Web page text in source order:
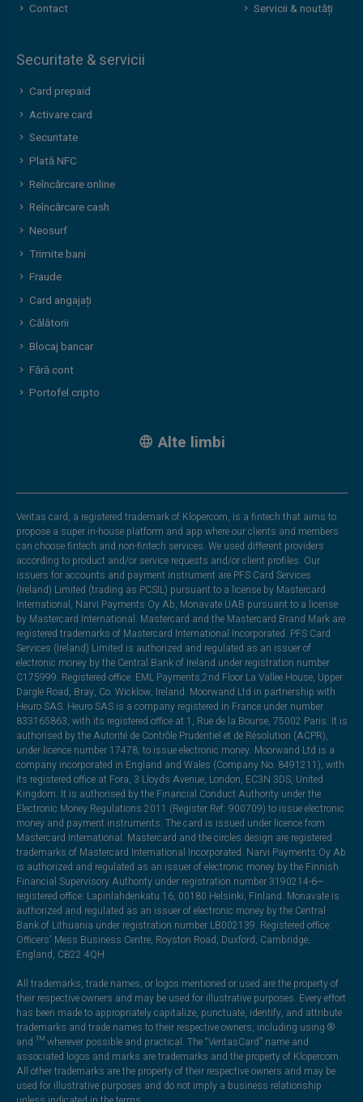
Contact
Servicii & noutăți
Securitate & servicii
Card prepaid
Activare card
Securitate
Plată NFC
Reîncărcare online
Reîncărcare cash
Neosurf
Trimite bani
Fraude
Card angajați
Călătorii
Blocaj bancar
Fără cont
Portofel cripto
Alte limbi
Veritas card, a registered trademark of Klopercom, is a fintech that aims to
propose a super in-house platform and app where our clients and members
can choose fintech and non-fintech services. We used different providers
according to product and/or service requests and/or client profiles. Our
issuers for accounts and payment instrument are PFS Card Services
(Ireland) Limited (trading as PCSIL) pursuant to a license by Mastercard
International, Narvi Payments Oy Ab, Monavate UAB pursuant to a license
by Mastercard International. Mastercard and the Mastercard Brand Mark are
registered trademarks of Mastercard International Incorporated. PFS Card
Services (Ireland) Limited is authorized and regulated as an issuer of
electronic money by the Central Bank of Ireland under registration number
C175999. Registered office: EML Payments,2nd Floor La Vallee House, Upper
Dargle Road, Bray, Co. Wicklow, Ireland. Moorwand Ltd in partnership with
Heuro SAS. Heuro SAS is a company registered in France under number
833165863, with its registered office at 1, Rue de la Bourse, 75002 Paris. It is
authorised by the Autorité de Contrôle Prudentiel et de Résolution (ACPR),
under licence number 17478, to issue electronic money. Moorwand Ltd is a
company incorporated in England and Wales (Company No. 8491211), with
its registered office at Fora, 3 Lloyds Avenue, London, EC3N 3DS, United
Kingdom. It is authorised by the Financial Conduct Authority under the
Electronic Money Regulations 2011 (Register Ref: 900709) to issue electronic
money and payment instruments. The card is issued under licence from
Mastercard International. Mastercard and the circles design are registered
trademarks of Mastercard International Incorporated. Narvi Payments Oy Ab
is authorized and regulated as an issuer of electronic money by the Finnish
Financial Supervisory Authority under registration number 3190214-6—
registered office: Lapinlahdenkatu 16, 00180 Helsinki, Finland. Monavate is
authorized and regulated as an issuer of electronic money by the Central
Bank of Lithuania under registration number LB002139. Registered office:
Officers' Mess Business Centre, Royston Road, Duxford, Cambridge,
England, CB22 4QH.
All trademarks, trade names, or logos mentioned or used are the property of
their respective owners and may be used for illustrative purposes. Every effort
has been made to appropriately capitalize, punctuate, identify, and attribute
trademarks and trade names to their respective owners, including using ®
and ™ wherever possible and practical. The “VeritasCard” name and
associated logos and marks are trademarks and the property of Klopercom.
All other trademarks are the property of their respective owners and may be
used for illustrative purposes and do not imply a business relationship